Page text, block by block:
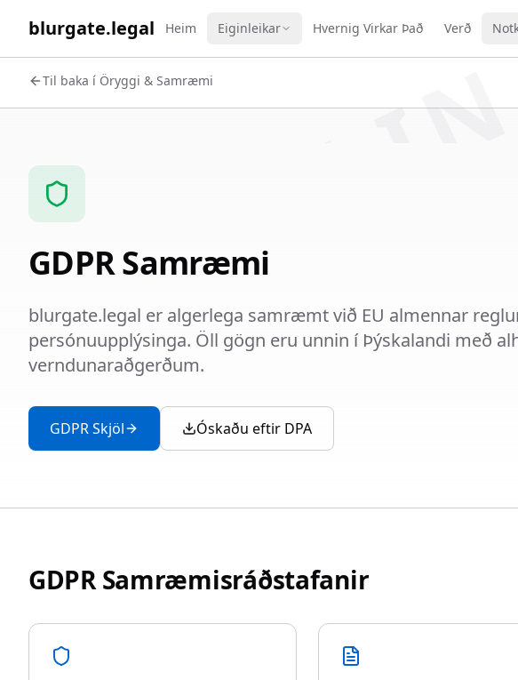
blurgate.legal Heim Eiginleikar Hvernig Virkar Það Verð
Til baka í Öryggi & Samræmi
GDPR Samræmi
blurgate.legal er algerlega samræmt við EU almennar
persónuupplýsinga. Öll gögn eru unnin í Þýskalandi með
verndunaraðgerðum.
GDPR Skjöl Óskaðu eftir DPA
GDPR Samræmisráðstafanir